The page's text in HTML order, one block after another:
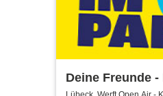
Deine Freunde